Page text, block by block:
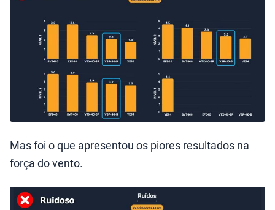
Mas foi o que apresentou os piores resultados na
força do vento.